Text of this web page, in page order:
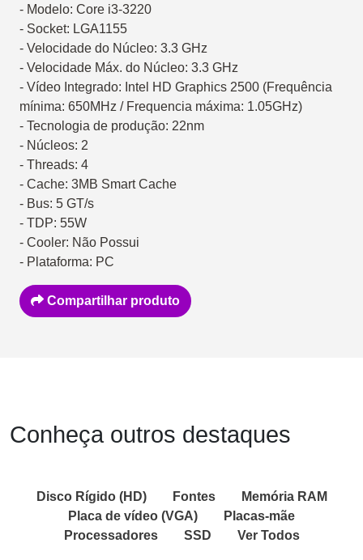
- Modelo: Core i3-3220
- Socket: LGA1155
- Velocidade do Núcleo: 3.3 GHz
- Velocidade Máx. do Núcleo: 3.3 GHz
- Vídeo Integrado: Intel HD Graphics 2500 (Frequência
mínima: 650MHz / Frequencia máxima: 1.05GHz)
- Tecnologia de produção: 22nm
- Núcleos: 2
- Threads: 4
- Cache: 3MB Smart Cache
- Bus: 5 GT/s
- TDP: 55W
- Cooler: Não Possui
- Plataforma: PC
Compartilhar produto
Conheça outros destaques
Disco Rígido (HD) Fontes
Memória RAM
Placa de vídeo (VGA)
Placas-mãe
Processadores
SSD Ver Todos